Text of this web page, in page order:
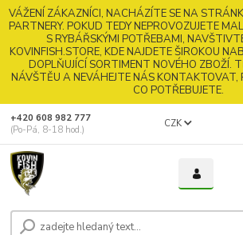
VÁŽENÍ ZÁKAZNÍCI, NACHÁZÍTE SE NA
PARTNERY. POKUD TEDY NEPROVOZUJETE
S RYBÁŘSKÝMI POTŘEBAMI,
KOVINFISH.STORE, KDE NAJDETE ŠIROKOU
DOPLŇUJÍCÍ SORTIMENT NOVÉHO ZBOŽÍ.
NÁVŠTĚU A NEVÁHEJTE NÁS KONTAKTOVAT,
CO POTŘEBUJETE.
CZK
+420 608 982 777
(Po-Pá, 8-18 hod.)